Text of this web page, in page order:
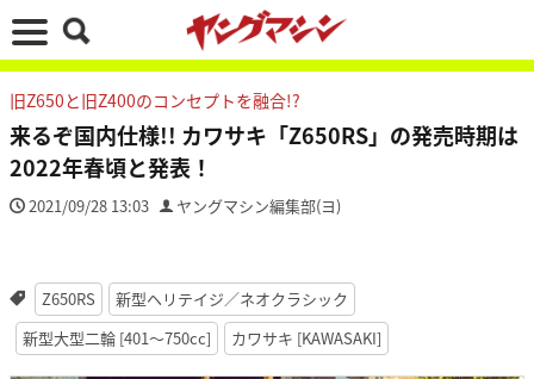
旧Z650と旧Z400のコンセプトを融合!?
来るぞ国内仕様!! カワサキ「Z650RS」の発売時期は
2022年春頃と発表！
2021/09/28 13:03 ヤングマシン編集部(ヨ)
Z650RS
新型ヘリテイジ／ネオクラシック
新型大型二輪 [401〜750cc]
カワサキ [KAWASAKI]